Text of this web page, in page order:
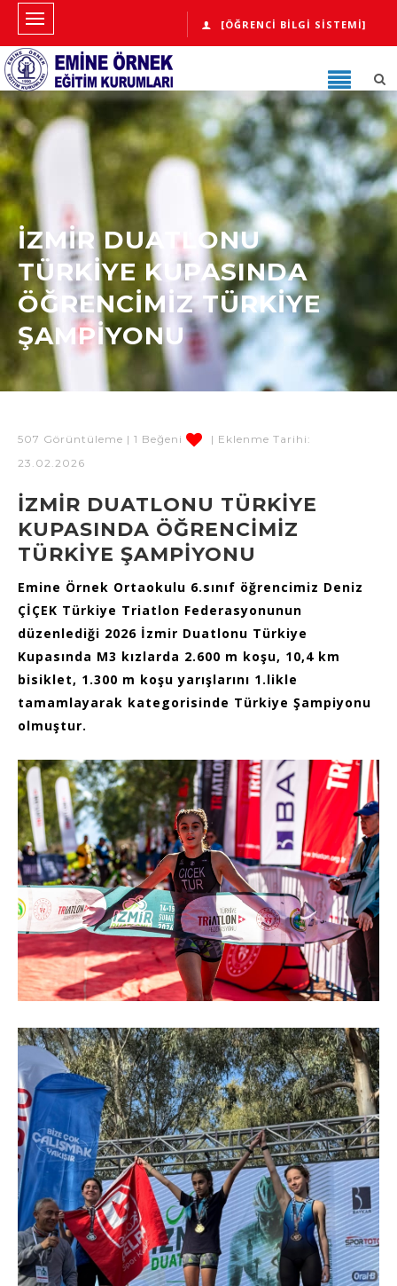
[ÖĞRENCI BILGI SISTEMI]
İZMİR DUATLONU
TÜRKİYE KUPASINDA
ÖĞRENCİMİZ TÜRKİYE
ŞAMPİYONU
507 Görüntüleme | 1 Beğeni
| Eklenme Tarihi:
23.02.2026
İZMİR DUATLONU TÜRKİYE
KUPASINDA ÖĞRENCİMİZ
TÜRKİYE ŞAMPİYONU
Emine Örnek Ortaokulu 6.sınıf öğrencimiz Deniz
ÇİÇEK Türkiye Triatlon Federasyonunun
düzenlediği 2026 İzmir Duatlonu Türkiye
Kupasında M3 kızlarda 2.600 m koşu, 10,4 km
bisiklet, 1.300 m koşu yarışlarını 1.likle
tamamlayarak kategorisinde Türkiye Şampiyonu
olmuştur.